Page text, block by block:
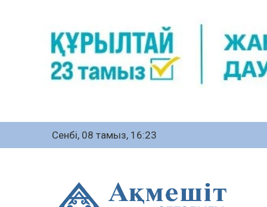
Сенбі, 08 тамыз, 16:23